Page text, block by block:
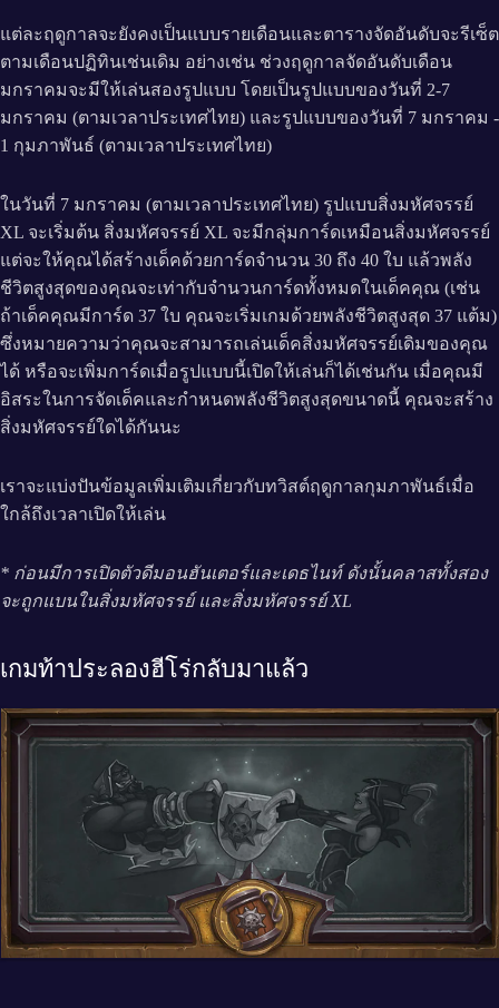
แต่ละฤดูกาลจะยังคงเป็นแบบรายเดือนและตารางจัดอันดับจะรีเซ็ต
ตามเดือนปฏิทินเช่นเดิม อย่างเช่น ช่วงฤดูกาลจัดอันดับเดือน
มกราคมจะมีให้เล่นสองรูปแบบ โดยเป็นรูปแบบของวันที่ 2-7
มกราคม (ตามเวลาประเทศไทย) และรูปแบบของวันที่ 7 มกราคม -
1 กุมภาพันธ์ (ตามเวลาประเทศไทย)
ในวันที่ 7 มกราคม (ตามเวลาประเทศไทย) รูปแบบสิ่งมหัศจรรย์
XL จะเริ่มต้น สิ่งมหัศจรรย์ XL จะมีกลุ่มการ์ดเหมือนสิ่งมหัศจรรย์
แต่จะให้คุณได้สร้างเด็คด้วยการ์ดจำนวน 30 ถึง 40 ใบ แล้วพลัง
ชีวิตสูงสุดของคุณจะเท่ากับจำนวนการ์ดทั้งหมดในเด็คคุณ (เช่น
ถ้าเด็คคุณมีการ์ด 37 ใบ คุณจะเริ่มเกมด้วยพลังชีวิตสูงสุด 37 แต้ม)
ซึ่งหมายความว่าคุณจะสามารถเล่นเด็คสิ่งมหัศจรรย์เดิมของคุณ
ได้ หรือจะเพิ่มการ์ดเมื่อรูปแบบนี้เปิดให้เล่นก็ได้เช่นกัน เมื่อคุณมี
อิสระในการจัดเด็คและกำหนดพลังชีวิตสูงสุดขนาดนี้ คุณจะสร้าง
สิ่งมหัศจรรย์ใดได้กันนะ
เราจะแบ่งปันข้อมูลเพิ่มเติมเกี่ยวกับทวิสต์ฤดูกาลกุมภาพันธ์เมื่อ
ใกล้ถึงเวลาเปิดให้เล่น
* ก่อนมีการเปิดตัวดีมอนฮันเตอร์และเดธไนท์ ดังนั้นคลาสทั้งสอง
จะถูกแบนในสิ่งมหัศจรรย์ และสิ่งมหัศจรรย์ XL
เกมท้าประลองฮีโร่กลับมาแล้ว